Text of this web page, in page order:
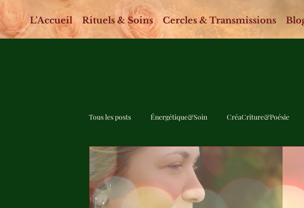
L'Accueil Rituels & Soins Cercles & Transmissions
Tous les posts Énergétique&Soin CréaCriture&Poésie